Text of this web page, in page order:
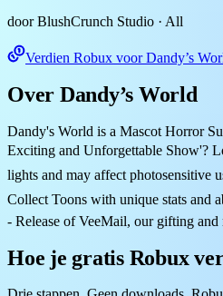
door BlushCrunch Studio · All
Verdien Robux voor Dandy’s
Over Dandy’s World
Dandy's World is a Mascot Horror
Exciting and Unforgettable Show'?
lights and may affect
Collect Toons with unique stats
- Release of VeeMail, our gifting and
Hoe je gratis Robux